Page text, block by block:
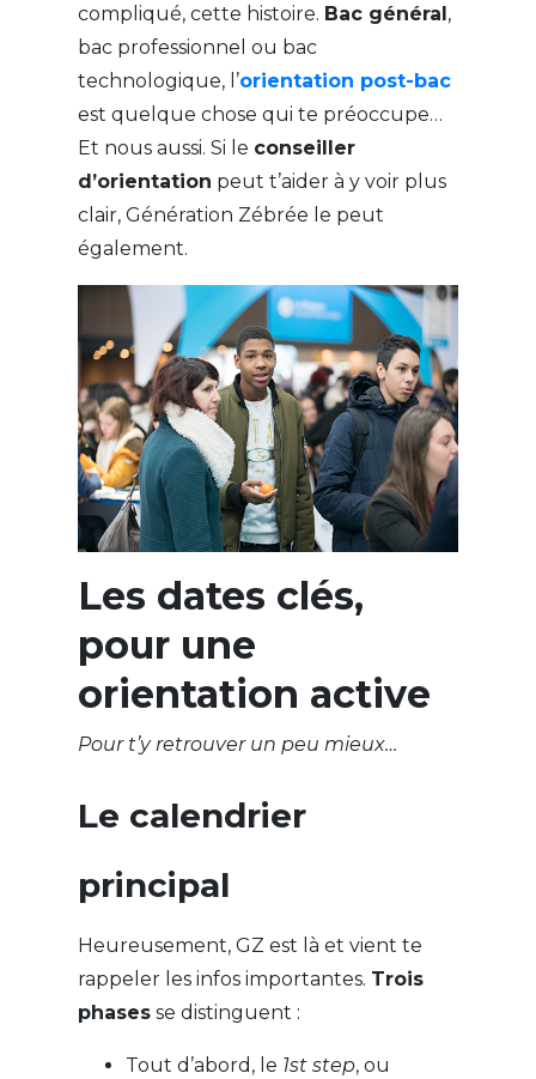
compliqué, cette histoire. Bac général,
bac professionnel ou bac
technologique, l’orientation post-bac
est quelque chose qui te préoccupe…
Et nous aussi. Si le conseiller
d’orientation peut t’aider à y voir plus
clair, Génération Zébrée le peut
également.
Les dates clés,
pour une
orientation active
Pour t’y retrouver un peu mieux…
Le calendrier
principal
Heureusement, GZ est là et vient te
rappeler les infos importantes. Trois
phasesse distinguent :
Tout d’abord, le 1ststep, ou